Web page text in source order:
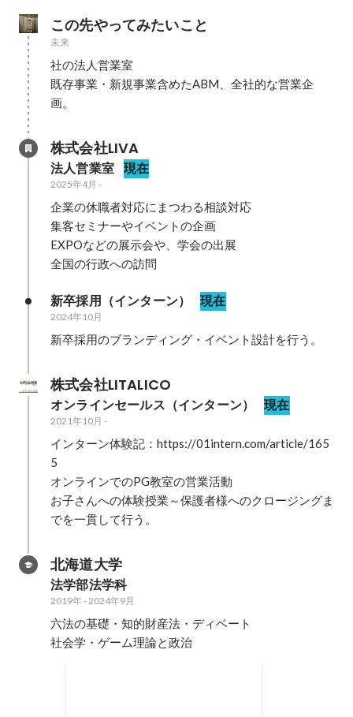
この先やってみたいこと
未来
社の法人営業室
既存事業・新規事業含めたABM、全社的な営業企
画。
株式会社LIVA
法人営業室 現在
2025年4月 -
企業の休職者対応にまつわる相談対応
集客セミナーやイベントの企画
EXPOなどの展示会や、学会の出展
全国の行政への訪問
新卒採用（インターン） 現在
2024年10月
株式会社LITALICO
オンラインセールス（インターン） 現在
2021年10月 -
インターン体験記：https://01intern.com/article/165
5
オンラインでのPG教室の営業活動
お子さんへの体験授業～保護者様へのクロージングま
北海道大学
法学部法学科
2019年-2024年9月
六法の基礎・知的財産法・ディベート
社会学・ゲーム理論と政治